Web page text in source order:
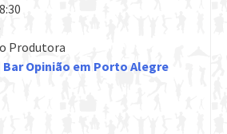
Produtora
Bar Opinião em Porto Alegre